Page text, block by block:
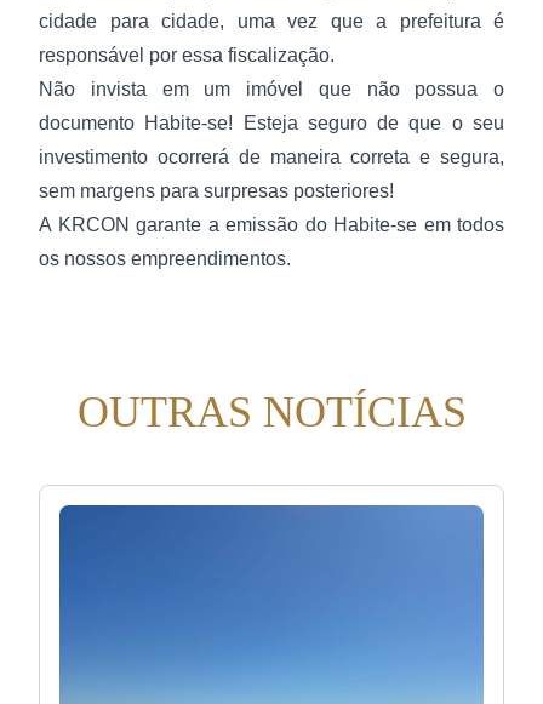
cidade para cidade, uma vez que a prefeitura é
responsável por essa fiscalização.
Não invista em um imóvel que não possua o
documento Habite-se! Esteja seguro de que o seu
investimento ocorrerá de maneira correta e segura,
sem margens para surpresas posteriores!
A KRCON garante a emissão do Habite-se em todos
os nossos empreendimentos.
OUTRAS NOTÍCIAS